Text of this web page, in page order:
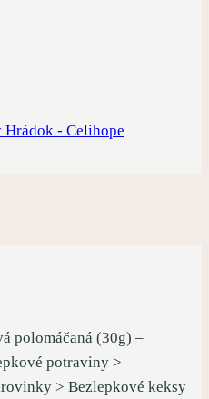
- Celihope
polomáčaná (30g) –
potraviny >
> Bezlepkové keksy